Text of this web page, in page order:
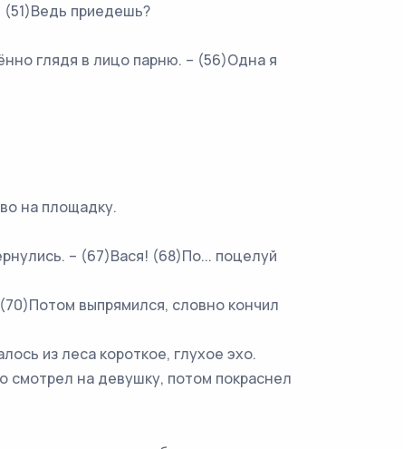
приедешь?
глядя в лицо парню. – (56)Одна я
на площадку.
– (67)Вася! (68)По... поцелуй
выпрямился, словно кончил
из леса короткое, глухое эхо.
смотрел на девушку, потом покраснел